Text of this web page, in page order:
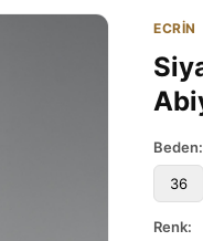
ECRİN
Beden:
36
Renk: